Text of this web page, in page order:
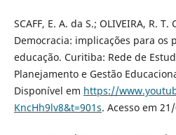
SCAFF, E. A. da S.; OLIVEIRA, R.
Democracia: implicações para os
educação. Curitiba: Rede de
Planejamento e Gestão
Disponível em https://
KncHh9lv8&t=901s. Acesso em